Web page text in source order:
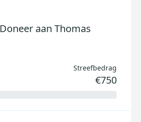
Doneer aan Thomas
Streefbedrag
€750